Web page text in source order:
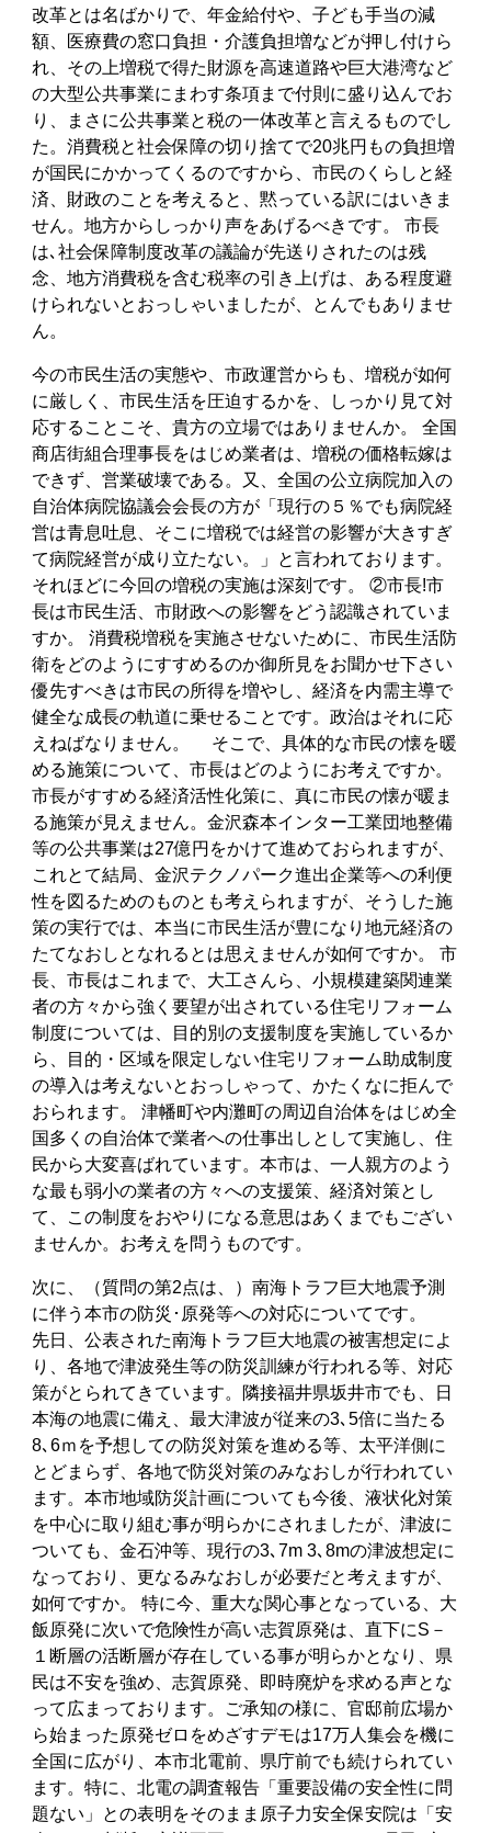
改革とは名ばかりで、年金給付や、子ども手当の減
額、医療費の窓口負担・介護負担増などが押し付けら
れ、その上増税で得た財源を高速道路や巨大港湾など
の大型公共事業にまわす条項まで付則に盛り込んでお
り、まさに公共事業と税の一体改革と言えるものでし
た。消費税と社会保障の切り捨てで20兆円もの負担増
が国民にかかってくるのですから、市民のくらしと経
済、財政のことを考えると、黙っている訳にはいきま
せん。地方からしっかり声をあげるべきです。 市長
は､社会保障制度改革の議論が先送りされたのは残
念、地方消費税を含む税率の引き上げは、ある程度避
けられないとおっしゃいましたが、とんでもありませ
ん。
今の市民生活の実態や、市政運営からも、増税が如何
に厳しく、市民生活を圧迫するかを、しっかり見て対
応することこそ、貴方の立場ではありませんか。 全国
商店街組合理事長をはじめ業者は、増税の価格転嫁は
できず、営業破壊である。又、全国の公立病院加入の
自治体病院協議会会長の方が「現行の５％でも病院経
営は青息吐息、そこに増税では経営の影響が大きすぎ
て病院経営が成り立たない。」と言われております。
それほどに今回の増税の実施は深刻です。 ②市長!市
長は市民生活、市財政への影響をどう認識されていま
すか。 消費税増税を実施させないために、市民生活防
衛をどのようにすすめるのか御所見をお聞かせ下さい
優先すべきは市民の所得を増やし、経済を内需主導で
健全な成長の軌道に乗せることです。政治はそれに応
えねばなりません。 そこで、具体的な市民の懐を暖
める施策について、市長はどのようにお考えですか。
市長がすすめる経済活性化策に、真に市民の懐が暖ま
る施策が見えません。金沢森本インター工業団地整備
等の公共事業は27億円をかけて進めておられますが、
これとて結局、金沢テクノパーク進出企業等への利便
性を図るためのものとも考えられますが、そうした施
策の実行では、本当に市民生活が豊になり地元経済の
たてなおしとなれるとは思えませんが如何ですか。 市
長、市長はこれまで、大工さんら、小規模建築関連業
者の方々から強く要望が出されている住宅リフォーム
制度については、目的別の支援制度を実施しているか
ら、目的・区域を限定しない住宅リフォーム助成制度
の導入は考えないとおっしゃって、かたくなに拒んで
おられます。 津幡町や内灘町の周辺自治体をはじめ全
国多くの自治体で業者への仕事出しとして実施し、住
民から大変喜ばれています。本市は、一人親方のよう
な最も弱小の業者の方々への支援策、経済対策とし
て、この制度をおやりになる意思はあくまでもござい
ませんか。お考えを問うものです。
次に、（質問の第2点は、）南海トラフ巨大地震予測
に伴う本市の防災･原発等への対応についてです。
先日、公表された南海トラフ巨大地震の被害想定によ
り、各地で津波発生等の防災訓練が行われる等、対応
策がとられてきています。隣接福井県坂井市でも、日
本海の地震に備え、最大津波が従来の3､5倍に当たる
8､6ｍを予想しての防災対策を進める等、太平洋側に
とどまらず、各地で防災対策のみなおしが行われてい
ます。本市地域防災計画についても今後、液状化対策
を中心に取り組む事が明らかにされましたが、津波に
ついても、金石沖等、現行の3､7m 3､8mの津波想定に
なっており、更なるみなおしが必要だと考えますが、
如何ですか。 特に今、重大な関心事となっている、大
飯原発に次いで危険性が高い志賀原発は、直下にS－
１断層の活断層が存在している事が明らかとなり、県
民は不安を強め、志賀原発、即時廃炉を求める声とな
って広まっております。ご承知の様に、官邸前広場か
ら始まった原発ゼロをめざすデモは17万人集会を機に
全国に広がり、本市北電前、県庁前でも続けられてい
ます。特に、北電の調査報告「重要設備の安全性に問
題ない」との表明をそのまま原子力安全保安院は「安